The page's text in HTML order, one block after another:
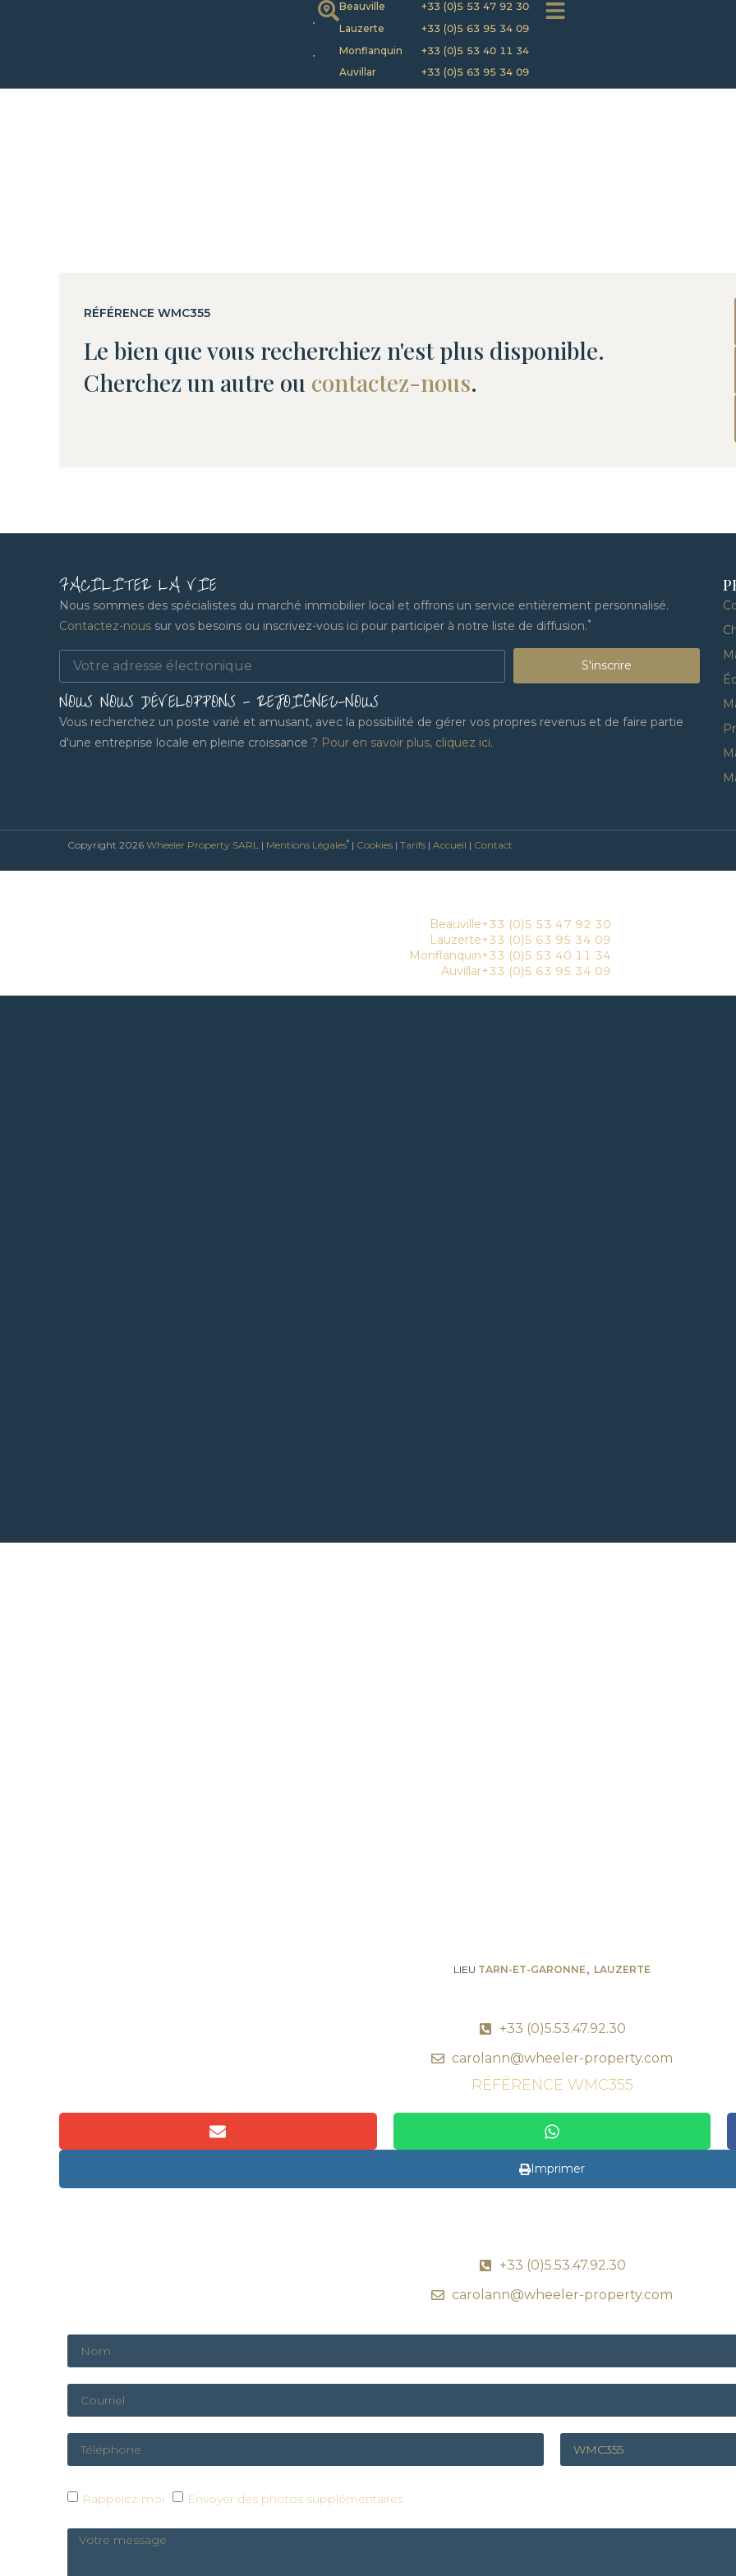
Beauville
+33 (0)5 53 47 92 30
Lauzerte
+33 (0)5 63 95 34 09
Monflanquin
+33 (0)5 53 40 11 34
Auvillar
+33 (0)5 63 95 34 09
RÉFÉRENCE WMC355
Le bien que vous recherchiez n'est plus disponible.
Cherchez un autre ou contactez-nous.
FACILITER LA VIE
Nous sommes des spécialistes du marché immobilier local et offrons un service entièrement personnalisé.
Contactez-nous sur vos besoins ou inscrivez-vous ici pour participer à notre liste de diffusion.*
S'inscrire
NOUS NOUS DÉVELOPPONS - REJOIGNEZ-NOUS
Vous recherchez un poste varié et amusant, avec la possibilité de gérer vos propres revenus et de faire partie
d'une entreprise locale en pleine croissance ? Pour en savoir plus, cliquez ici.
Copyright 2026 Wheeler Property SARL | Mentions Légales* | Cookies | Tarifs | Accueil | Contact
Beauville+33 (0)5 53 47 92 30
Lauzerte+33 (0)5 63 95 34 09
Monflanquin+33 (0)5 53 40 11 34
Auvillar+33 (0)5 63 95 34 09
LIEU TARN-ET-GARONNE, LAUZERTE
+33 (0)5.53.47.92.30
carolann@wheeler-property.com
RÉFÉRENCE WMC355
Imprimer
+33 (0)5.53.47.92.30
carolann@wheeler-property.com
Rappelez-moi Envoyer des photos supplémentaires